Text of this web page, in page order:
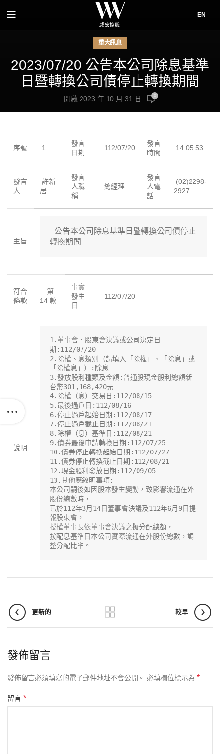
EN
重大訊息
2023/07/20 公告本公司除息基準
日暨轉換公司債停止轉換期間
開啟 2023 年 10 月 31 日 0
序號 1
發言
日期
112/07/20
發言
時間
14:05:53
發言
人
許新
居
發言
人職
稱
總經理
發言
人電
話
(02)2298-
2927
主旨
公告本公司除息基準日暨轉換公司債停止
轉換期間
符合
條款
第
14 款
事實
發生
日
112/07/20
說明
1.董事會、股東會決議或公司決定日
期:112/07/20
2.除權、息類別（請填入「除權」、「除息」或
「除權息」）:除息
3.發放股利種類及金額:普通股現金股利總額新
台幣301,168,420元
4.除權（息）交易日:112/08/15
5.最後過戶日:112/08/16
6.停止過戶起始日期:112/08/17
7.停止過戶截止日期:112/08/21
8.除權（息）基準日:112/08/21
9.債券最後申請轉換日期:112/07/25
10.債券停止轉換起始日期:112/07/27
11.債券停止轉換截止日期:112/08/21
12.現金股利發放日期:112/09/05
13.其他應敘明事項:
本公司嗣後如因股本發生變動，致影響流通在外
股份總數時，
已於112年3月14日董事會決議及112年6月9日提
報股東會，
授權董事長依董事會決議之擬分配總額，
按配息基準日本公司實際流通在外股份總數，調
整分配比率。
更新的 較早
發佈留言
發佈留言必須填寫的電子郵件地址不會公開。 必填欄位標示為 *
留言 *